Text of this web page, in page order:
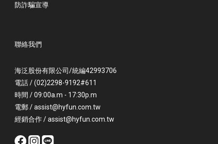
防詐騙宣導
聯絡我們
海泛股份有限公司/統編42993706
電話 / (02)2298-9192#611
時間 / 09:00a.m - 17:30p.m
電郵 / assist@hyfun.com.tw
經銷合作 / assist@hyfun.com.tw